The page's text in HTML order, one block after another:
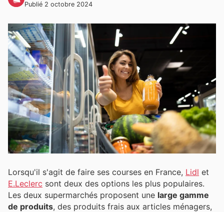
Publié 2 octobre 2024
Lorsqu'il s'agit de faire ses courses en France, Lidl et
E.Leclerc sont deux des options les plus populaires.
Les deux supermarchés proposent une large gamme
de produits, des produits frais aux articles ménagers,